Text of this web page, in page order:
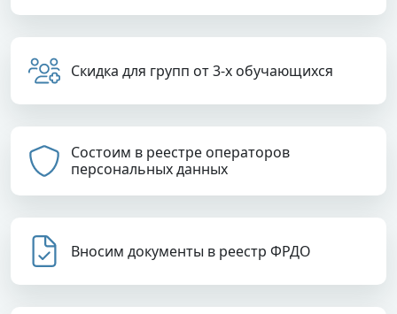
Скидка для групп от 3-х обучающихся
Состоим в реестре операторов
персональных данных
Вносим документы в реестр ФРДО